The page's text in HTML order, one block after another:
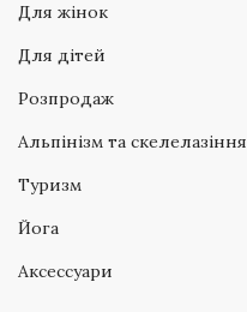
Для жінок
Для дітей
Розпродаж
Альпінізм та скелелазіння
Туризм
Йога
Аксессуари